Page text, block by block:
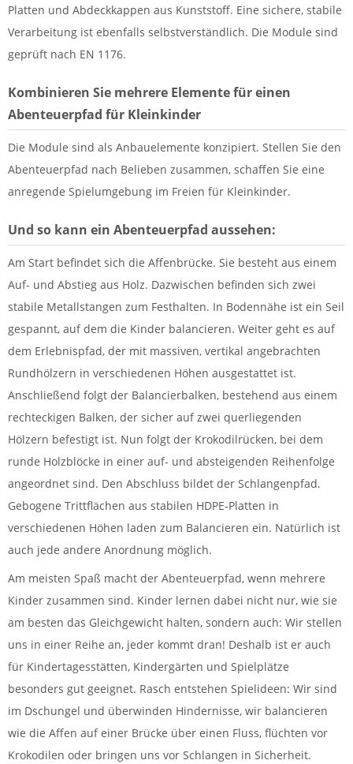
Platten und Abdeckkappen aus Kunststoff. Eine sichere, stabile
Verarbeitung ist ebenfalls selbstverständlich. Die Module sind
geprüft nach EN 1176.
Kombinieren Sie mehrere Elemente für einen
Abenteuerpfad für Kleinkinder
Die Module sind als Anbauelemente konzipiert. Stellen Sie den
Abenteuerpfad nach Belieben zusammen, schaffen Sie eine
anregende Spielumgebung im Freien für Kleinkinder.
Und so kann ein Abenteuerpfad aussehen:
Am Start befindet sich die Affenbrücke. Sie besteht aus einem
Auf- und Abstieg aus Holz. Dazwischen befinden sich zwei
stabile Metallstangen zum Festhalten. In Bodennähe ist ein Seil
gespannt, auf dem die Kinder balancieren. Weiter geht es auf
dem Erlebnispfad, der mit massiven, vertikal angebrachten
Rundhölzern in verschiedenen Höhen ausgestattet ist.
Anschließend folgt der Balancierbalken, bestehend aus einem
rechteckigen Balken, der sicher auf zwei querliegenden
Hölzern befestigt ist. Nun folgt der Krokodilrücken, bei dem
runde Holzblöcke in einer auf- und absteigenden Reihenfolge
angeordnet sind. Den Abschluss bildet der Schlangenpfad.
Gebogene Trittflächen aus stabilen HDPE-Platten in
verschiedenen Höhen laden zum Balancieren ein. Natürlich ist
auch jede andere Anordnung möglich.
Am meisten Spaß macht der Abenteuerpfad, wenn mehrere
Kinder zusammen sind. Kinder lernen dabei nicht nur, wie sie
am besten das Gleichgewicht halten, sondern auch: Wir stellen
uns in einer Reihe an, jeder kommt dran! Deshalb ist er auch
für Kindertagesstätten, Kindergärten und Spielplätze
besonders gut geeignet. Rasch entstehen Spielideen: Wir sind
im Dschungel und überwinden Hindernisse, wir balancieren
wie die Affen auf einer Brücke über einen Fluss, flüchten vor
Krokodilen oder bringen uns vor Schlangen in Sicherheit.